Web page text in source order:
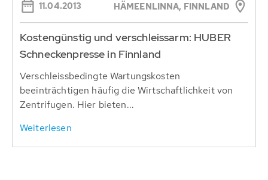
11.04.2013 HÄMEENLINNA, FINNLAND
Kostengünstig und verschleissarm: HUBER
Schneckenpresse in Finnland
Verschleissbedingte Wartungskosten
beeinträchtigen häufig die Wirtschaftlichkeit von
Zentrifugen. Hier bieten...
Weiterlesen